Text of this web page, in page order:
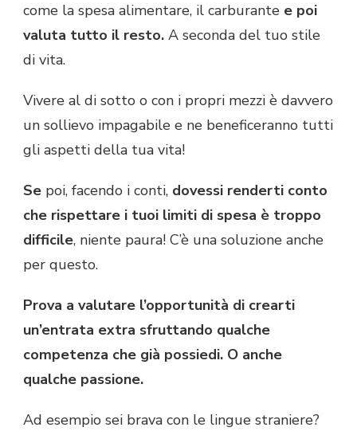
come la spesa alimentare, il carburante e poi
valuta tutto il resto. A seconda del tuo stile
di vita.
Vivere al di sotto o con i propri mezzi è davvero
un sollievo impagabile e ne beneficeranno tutti
gli aspetti della tua vita!
Se poi, facendo i conti, dovessi renderti conto
che rispettare i tuoi limiti di spesa è troppo
difficile, niente paura! C’è una soluzione anche
per questo.
Prova a valutare l’opportunità di crearti
un’entrata extra sfruttando qualche
competenza che già possiedi. O anche
qualche passione.
Ad esempio sei brava con le lingue straniere?